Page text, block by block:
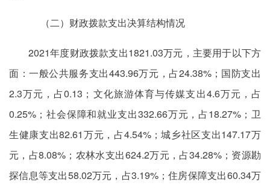
（二）财政拨款支出决算结构情况
2021年度财政拨款支出1821.03万元，主要用于以下方
面：一般公共服务支出443.96万元，占24.38%；国防支出
2.3万元，占0.13；文化旅游体育与传媒支出4.6万元，占
0.25%；社会保障和就业支出332.66万元，占18.27%；卫
生健康支出82.61万元，占4.54%；城乡社区支出147.17万
元，占8.08%；农林水支出624.2万元，占34.28%；资源勘
探信息等支出58.02万元，占3.19%；住房保障支出60.34万